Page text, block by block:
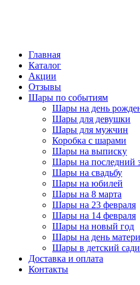
Главная
Каталог
Акции
Отзывы
Шары по событиям
Шары на день
Шары для девушки
Шары для мужчин
Коробка с шарами
Шары на выписку
Шары на последний
Шары на свадьбу
Шары на юбилей
Шары на 8 марта
Шары на 23 февраля
Шары на 14 февраля
Шары на новый год
Шары на день матери
Шары в детский
Доставка и оплата
Контакты